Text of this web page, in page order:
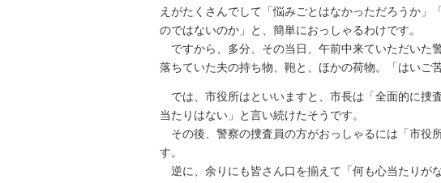
えがたくさんでして「悩みごとはなかっただろうか」
のではないのか」と、簡単におっしゃるわけです。
ですから、多分、その当日、午前中来ていただいた
落ちていた夫の持ち物、鞄と、ほかの荷物。「はいご
では、市役所はといいますと、市長は「全面的に捜
当たりはない」と言い続けたそうです。
その後、警察の捜査員の方がおっしゃるには「市役
す。
逆に、余りにも皆さん口を揃えて「何も心当たりが